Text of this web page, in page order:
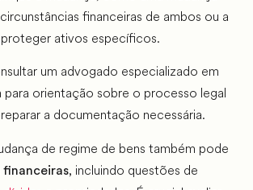
financeiras de ambos ou a
ativos específicos.
um advogado especializado em
para orientação sobre o processo legal
a documentação necessária.
de regime de bens também pode
financeiras, incluindo questões de